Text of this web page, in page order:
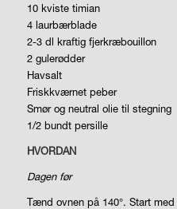
10 kviste timian
4 laurbærblade
2-3 dl kraftig fjerkræbouillon
2 gulerødder
Havsalt
Friskkværnet peber
Smør og neutral olie til stegning
1/2 bundt persille
HVORDAN
Dagen før
Tænd ovnen på 140°. Start